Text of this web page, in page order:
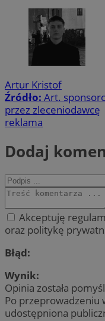
Artur Kristof
Źródło: Art.
przez zleceniodawcę
reklama
Dodaj
Akceptuję
oraz politykę
Błąd:
Wynik:
Opinia została
Po przeprowadzeniu
udostępniona